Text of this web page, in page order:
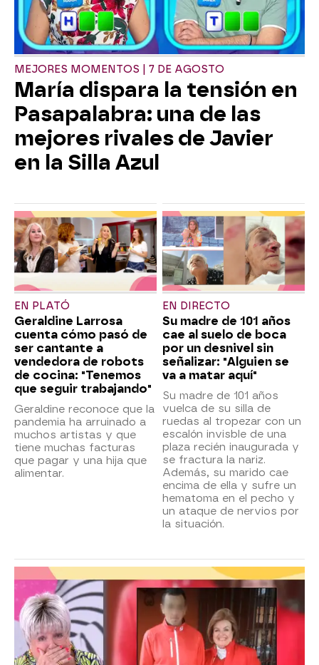
MEJORES MOMENTOS | 7 DE AGOSTO
María dispara la tensión en
Pasapalabra: una de las
mejores rivales de Javier
en la Silla Azul
EN PLATÓ
Geraldine Larrosa
cuenta cómo pasó de
ser cantante a
vendedora de robots
de cocina: "Tenemos
que seguir trabajando"
Geraldine reconoce que la
pandemia ha arruinado a
muchos artistas y que
tiene muchas facturas
que pagar y una hija que
alimentar.
EN DIRECTO
Su madre de 101 años
cae al suelo de boca
por un desnivel sin
señalizar: "Alguien se
va a matar aquí"
Su madre de 101 años
vuelca de su silla de
ruedas al tropezar con un
escalón invisble de una
plaza recién inaugurada y
se fractura la nariz.
Además, su marido cae
encima de ella y sufre un
hematoma en el pecho y
un ataque de nervios por
la situación.